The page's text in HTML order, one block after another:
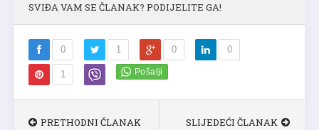
SVIĐA VAM SE ČLANAK? PODIJELITE GA!
0 1 0 0
1
PRETHODNI ČLANAK SLIJEDEĆI ČLANAK